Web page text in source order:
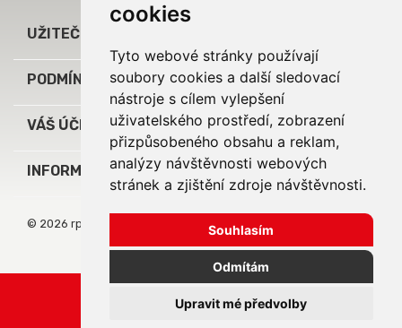
cookies
Tyto webové stránky používají
soubory cookies a další sledovací
nástroje s cílem vylepšení
uživatelského prostředí, zobrazení
přizpůsobeného obsahu a reklam,
analýzy návštěvnosti webových
stránek a zjištění zdroje návštěvnosti.
Souhlasím
Odmítám
Upravit mé předvolby
UŽITEČNÉ ODKAZY
PODMÍNKY A INFORMACE
VÁŠ ÚČET
INFORMACE O OBCHODU
© 2026 rpj service, s.r.o.